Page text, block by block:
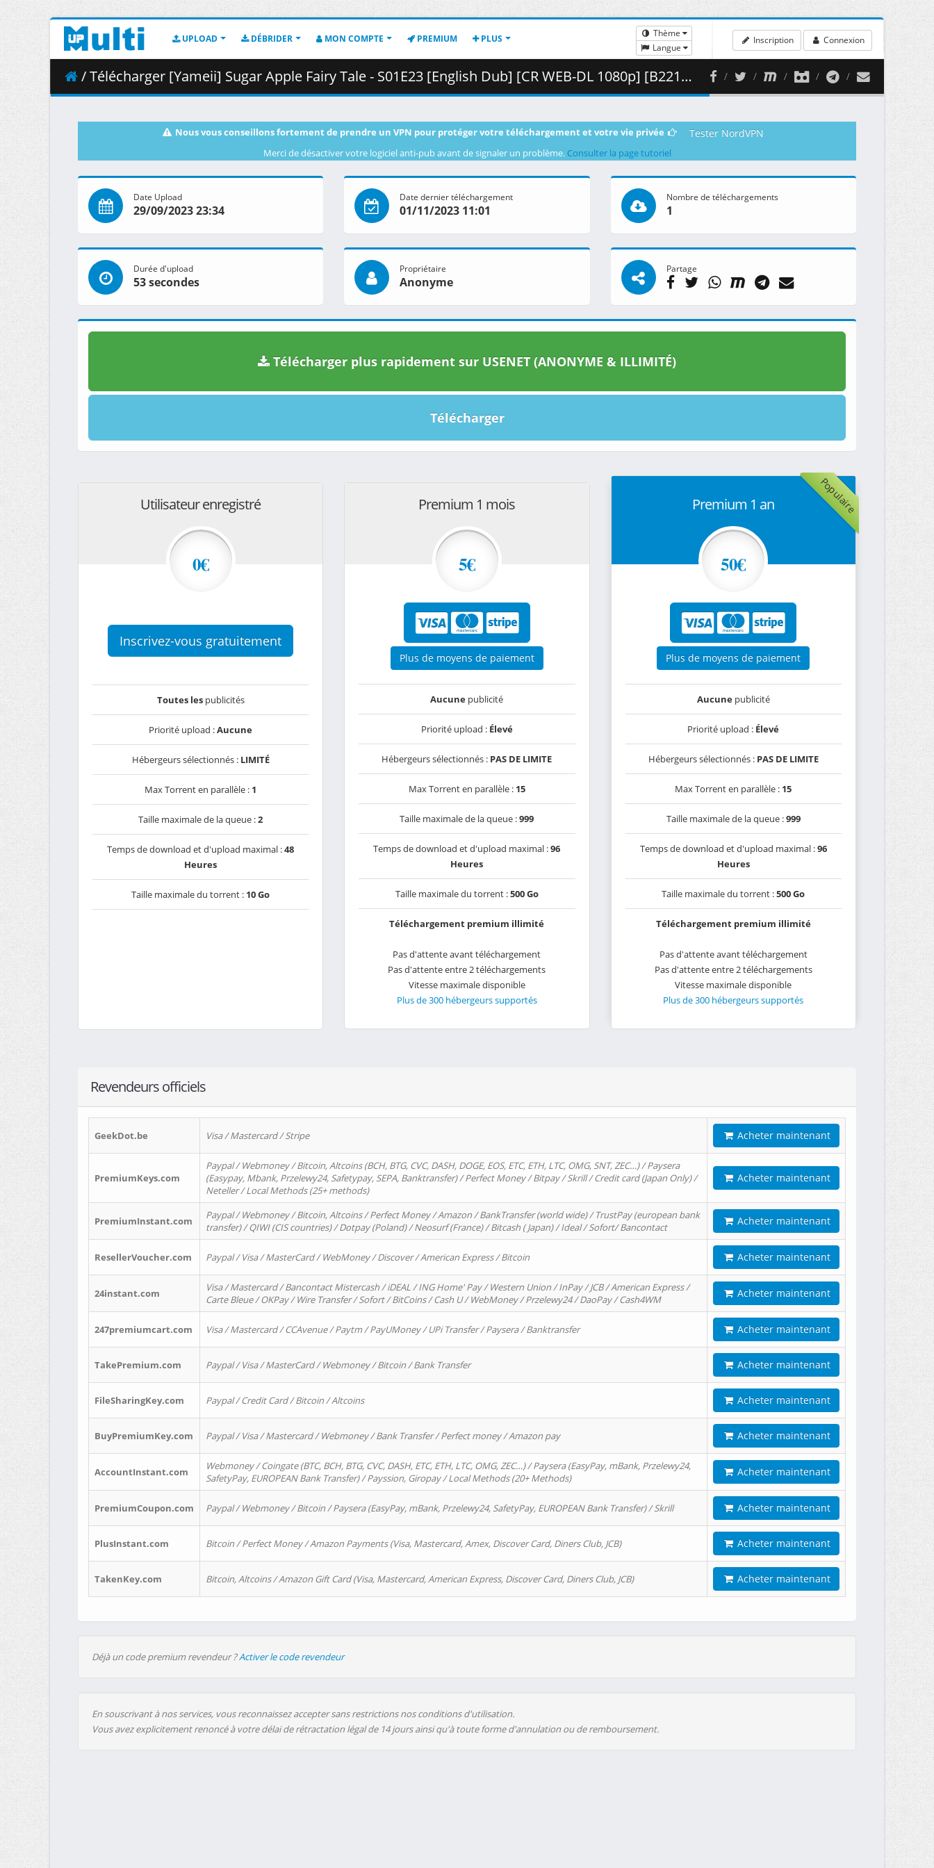
UPLOAD DÉBRIDER MON COMPTE PREMIUM PLUS
Thème
Langue
Inscription Connexion
/ Télécharger [Yameii] Sugar Apple Fairy Tale - S01E23 [English Dub] [CR WEB-DL 1080p] [B221893C].mkv.002 ( 438.08 MB )
Nous vous conseillons fortement de prendre un VPN pour protéger votre téléchargement et votre vie privée Tester NordVPN
Merci de désactiver votre logiciel anti-pub avant de signaler un problème. Consulter la page tutoriel
Date Upload
29/09/2023 23:34
Date dernier téléchargement
01/11/2023 11:01
Nombre de téléchargements
1
Durée d'upload
53 secondes
Propriétaire
Anonyme
Partage
Télécharger plus rapidement sur USENET (ANONYME & ILLIMITÉ)
Télécharger
Utilisateur enregistré
0€
Inscrivez-vous gratuitement
Toutes lespublicités
Priorité upload :Aucune
Hébergeurs sélectionnés : LIMITÉ
Max Torrent en parallèle : 1
Taille maximale de la queue :2
Temps de download et d'upload maximal :48
Heures
Taille maximale du torrent : 10 Go
Premium 1 mois
5€
Plus de moyens de paiement
Aucune publicité
Priorité upload : Élevé
Hébergeurs sélectionnés : PAS DE LIMITE
Max Torrent en parallèle : 15
Taille maximale de la queue :999
Temps de download et d'upload maximal :96
Heures
Taille maximale du torrent :500 Go
Téléchargement premium illimité
Pas d'attente avant téléchargement
Pas d'attente entre 2 téléchargements
Vitesse maximale disponible
Plus de 300 hébergeurs supportés
Populaire
Premium 1 an
50€
Plus de moyens de paiement
Aucunepublicité
Priorité upload : Élevé
Hébergeurs sélectionnés : PAS DE LIMITE
Max Torrent en parallèle : 15
Taille maximale de la queue :999
Temps de download et d'upload maximal :96
Heures
Taille maximale du torrent :500 Go
Téléchargement premium illimité
Pas d'attente avant téléchargement
Pas d'attente entre 2 téléchargements
Vitesse maximale disponible
Plus de 300 hébergeurs supportés
Revendeurs officiels
GeekDot.be Visa / Mastercard / Stripe Acheter maintenant
PremiumKeys.com
Paypal / Webmoney / Bitcoin, Altcoins (BCH, BTG, CVC, DASH, DOGE, EOS, ETC, ETH, LTC, OMG, SNT, ZEC…) / Paysera
(Easypay, Mbank, Przelewy24, Safetypay, SEPA, Banktransfer) / Perfect Money / Bitpay / Skrill / Credit card (Japan Only) /
Neteller / Local Methods (25+ methods)
Acheter maintenant
PremiumInstant.com
Paypal / Webmoney / Bitcoin, Altcoins / Perfect Money / Amazon / BankTransfer (world wide) / TrustPay (european bank
transfer) / QIWI (CIS countries) / Dotpay (Poland) / Neosurf (France) / Bitcash ( Japan) / Ideal / Sofort/ Bancontact
Acheter maintenant
ResellerVoucher.com Paypal / Visa / MasterCard / WebMoney / Discover / American Express / Bitcoin Acheter maintenant
24instant.com
Visa / Mastercard / Bancontact Mistercash / iDEAL / ING Home' Pay / Western Union / InPay / JCB / American Express /
Carte Bleue / OKPay / Wire Transfer / Sofort / BitCoins / Cash U / WebMoney / Przelewy24 / DaoPay / Cash4WM
Acheter maintenant
247premiumcart.com Visa / Mastercard / CCAvenue / Paytm / PayUMoney / UPi Transfer / Paysera / Banktransfer Acheter maintenant
TakePremium.com Paypal / Visa / MasterCard / Webmoney / Bitcoin / Bank Transfer Acheter maintenant
FileSharingKey.com Paypal / Credit Card / Bitcoin / Altcoins Acheter maintenant
BuyPremiumKey.com Paypal / Visa / Mastercard / Webmoney / Bank Transfer / Perfect money / Amazon pay Acheter maintenant
AccountInstant.com
Webmoney / Coingate (BTC, BCH, BTG, CVC, DASH, ETC, ETH, LTC, OMG, ZEC…) / Paysera (EasyPay, mBank, Przelewy24,
SafetyPay, EUROPEAN Bank Transfer) / Payssion, Giropay / Local Methods (20+ Methods)
Acheter maintenant
PremiumCoupon.com Paypal / Webmoney / Bitcoin / Paysera (EasyPay, mBank, Przelewy24, SafetyPay, EUROPEAN Bank Transfer) / Skrill Acheter maintenant
PlusInstant.com Bitcoin / Perfect Money / Amazon Payments (Visa, Mastercard, Amex, Discover Card, Diners Club, JCB) Acheter maintenant
TakenKey.com Bitcoin, Altcoins / Amazon Gift Card (Visa, Mastercard, American Express, Discover Card, Diners Club, JCB) Acheter maintenant
Déjà un code premium revendeur ?Activer le code revendeur
En souscrivant à nos services, vous reconnaissez accepter sans restrictions nos conditions d'utilisation.
Vous avez explicitement renoncé à votre délai de rétractation légal de 14 jours ainsi qu'à toute forme d'annulation ou de remboursement.